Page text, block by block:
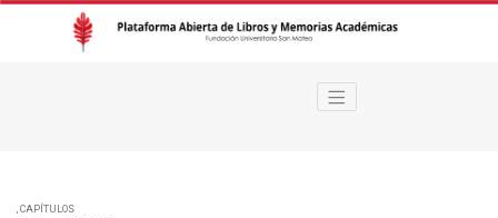
, CAPÍTULOS